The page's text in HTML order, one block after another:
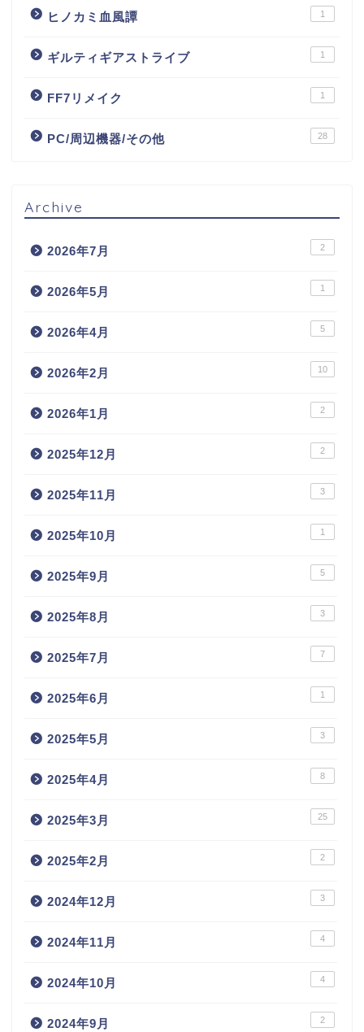
ヒノカミ血風譚 1
ギルティギアストライブ 1
FF7リメイク 1
PC/周辺機器/その他 28
Archive
2026年7月 2
2026年5月 1
2026年4月 5
2026年2月 10
2026年1月 2
2025年12月 2
2025年11月 3
2025年10月 1
2025年9月 5
2025年8月 3
2025年7月 7
2025年6月 1
2025年5月 3
2025年4月 8
2025年3月 25
2025年2月 2
2024年12月 3
2024年11月 4
2024年10月 4
2024年9月 2